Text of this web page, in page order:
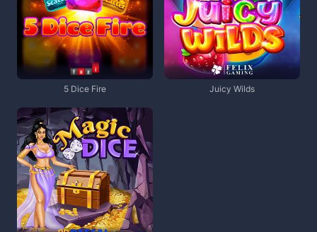
5 Dice Fire Juicy Wilds